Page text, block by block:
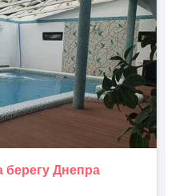
берегу Днепра